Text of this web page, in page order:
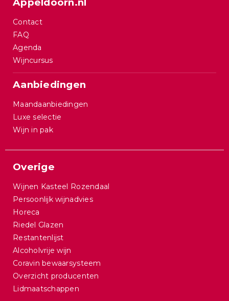
Appeldoorn.nl
Contact
FAQ
Agenda
Wijncursus
Aanbiedingen
Maandaanbiedingen
Luxe selectie
Wijn in pak
Overige
Wijnen Kasteel Rozendaal
Persoonlijk wijnadvies
Horeca
Riedel Glazen
Restantenlijst
Alcoholvrije wijn
Coravin bewaarsysteem
Overzicht producenten
Lidmaatschappen